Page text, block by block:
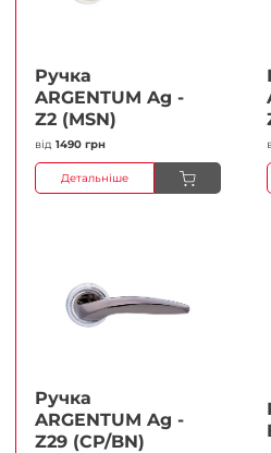
Ручка
ARGENTUM Ag -
Z2 (MSN)
від 1490 грн
Детальніше
Ручка
ARGENTUM Ag -
Z29 (CP/BN)